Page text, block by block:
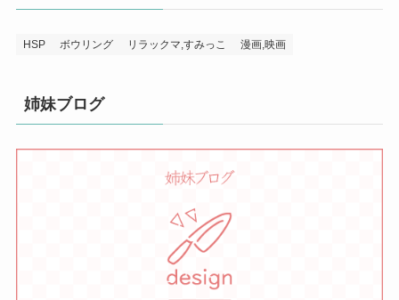
HSP ボウリング リラックマ,すみっこ 漫画,映画
姉妹ブログ